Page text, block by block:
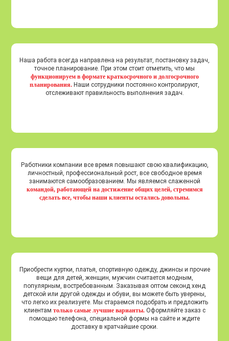
Наша работа всегда направлена на результат, постановку задач,
точное планирование. При этом стоит отметить, что мы
функционируем в формате краткосрочного и долгосрочного
планирования. Наши сотрудники постоянно контролируют,
отслеживают правильность выполнения задач.
Работники компании все время повышают свою квалификацию,
личностный, профессиональный рост, все свободное время
занимаются самообразованием. Мы являемся слаженной
командой, работающей на достижение общих целей, стремимся
сделать все, чтобы наши клиенты остались довольны.
Приобрести куртки, платья, спортивную одежду, джинсы и прочие
вещи для детей, женщин, мужчин считается модным,
популярным, востребованным. Заказывая оптом секонд хенд
детской или другой одежды и обуви, вы можете быть уверены,
что легко их реализуете. Мы стараемся подобрать и предложить
клиентам только самые лучшие варианты.Оформляйте заказ с
помощью телефона, специальной формы на сайте и ждите
доставку в кратчайшие сроки.